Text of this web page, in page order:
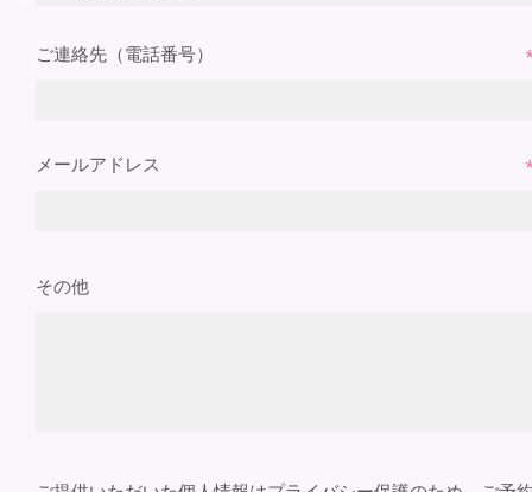
ご連絡先（電話番号）
メールアドレス
その他